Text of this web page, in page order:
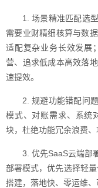
1. 场景精准匹配选
需要业财精细核算与数
适配复杂业务长效发展
营、追求低成本高效落
速提效。
2. 规避功能错配问
模式、对账需求、系统
块，杜绝功能冗余浪费、
3. 优先SaaS云端部
部署模式，优先选择轻
搭建，落地快、零运维